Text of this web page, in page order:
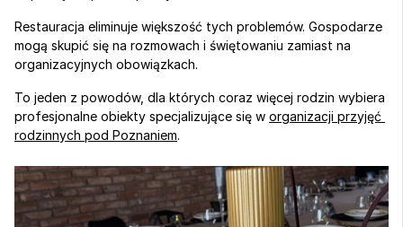
Restauracja eliminuje większość tych problemów. Gospodarze
mogą skupić się na rozmowach i świętowaniu zamiast na
organizacyjnych obowiązkach.
To jeden z powodów, dla których coraz więcej rodzin wybiera
profesjonalne obiekty specjalizujące się w organizacji przyjęć
rodzinnych pod Poznaniem.